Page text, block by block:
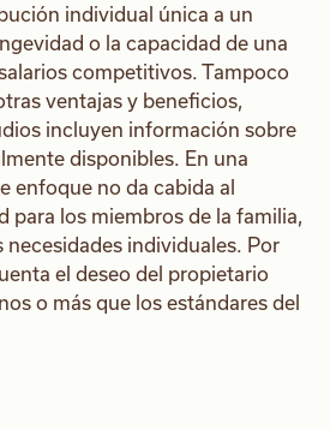
individual única a un
o la capacidad de una
competitivos. Tampoco
ventajas y beneficios,
incluyen información sobre
disponibles. En una
enfoque no da cabida al
para los miembros de la familia,
necesidades individuales. Por
el deseo del propietario
o más que los estándares del